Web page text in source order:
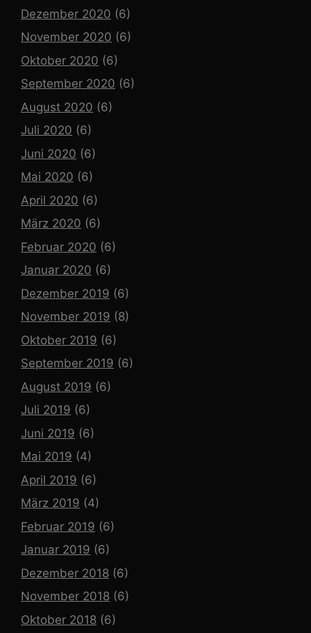
Dezember 2020 (6)
November 2020 (6)
Oktober 2020 (6)
September 2020 (6)
August 2020 (6)
Juli 2020 (6)
Juni 2020 (6)
Mai 2020 (6)
April 2020 (6)
März 2020 (6)
Februar 2020 (6)
Januar 2020 (6)
Dezember 2019 (6)
November 2019 (8)
Oktober 2019 (6)
September 2019 (6)
August 2019 (6)
Juli 2019 (6)
Juni 2019 (6)
Mai 2019 (4)
April 2019 (6)
März 2019 (4)
Februar 2019 (6)
Januar 2019 (6)
Dezember 2018 (6)
November 2018 (6)
Oktober 2018 (6)